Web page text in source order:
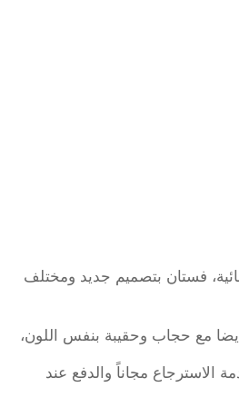
فستان بتصميم جديد ومختلف
مع حجاب وحقيبة بنفس اللون،
خدمة الاسترجاع مجاناً والدفع عند